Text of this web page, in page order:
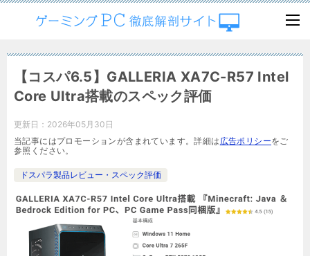
【コスパ6.5】GALLERIA XA7C-R57 Intel
Core Ultra搭載のスペック評価
更新日： 2026年05月30日
当記事にはプロモーションが含まれています。詳細は 広告ポリシーをご
参照ください。
ドスパラ製品レビュー・スペック評価